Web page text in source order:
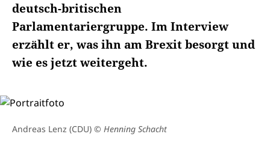
deutsch-britischen
Parlamentariergruppe. Im Interview
erzählt er, was ihn am Brexit besorgt und
wie es jetzt weitergeht.
Andreas Lenz (CDU) © Henning Schacht